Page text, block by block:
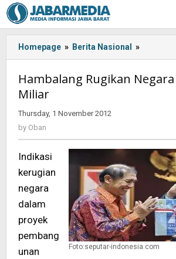
Skip
to
content
Homepage » Berita Nasional »
Rugikan
Rp243
Hambalang Rugikan Negara
Miliar
Thursday, 1 November 2012
by Oban
Foto:seputar-indonesia.com
Indikasi
kerugian
negara
dalam
proyek
pembang
unan